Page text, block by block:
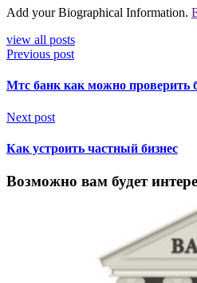
Add your Biographical Information.
view all posts
Previous post
Мтс банк как можно проверить
Next post
Как устроить частный бизнес
Возможно вам будет